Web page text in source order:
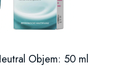
Objem: 50 ml